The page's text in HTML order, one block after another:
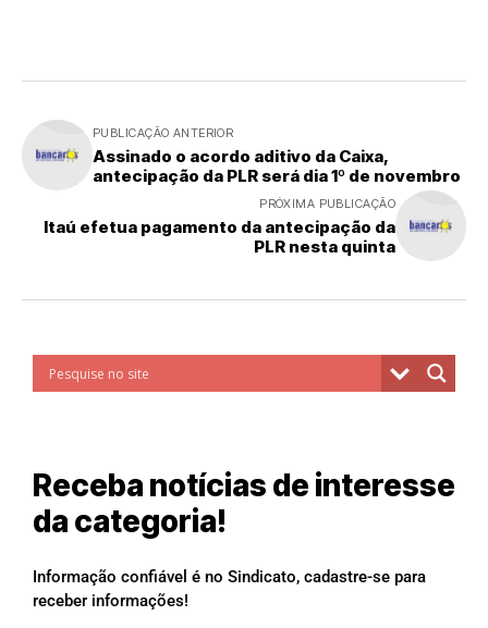
PUBLICAÇÃO ANTERIOR
Assinado o acordo aditivo da Caixa,
antecipação da PLR será dia 1º de novembro
PRÓXIMA PUBLICAÇÃO
Itaú efetua pagamento da antecipação da
PLR nesta quinta
Receba notícias de interesse
da categoria!
Informação confiável é no Sindicato, cadastre-se para
receber informações!